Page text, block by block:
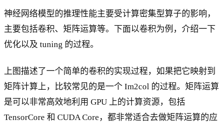
神经网络模型的推理性能主要受计算密集型算子的影响，
主要包括卷积、矩阵运算等。下面以卷积为例，介绍一下
优化以及 tuning 的过程。
上图描述了一个简单的卷积的实现过程，如果把它映射到
矩阵计算上，比较常见的是一个 Im2col 的过程。矩阵运算
是可以非常高效地利用 GPU 上的计算资源，包括
TensorCore 和 CUDA Core，都非常适合去做矩阵运算的应